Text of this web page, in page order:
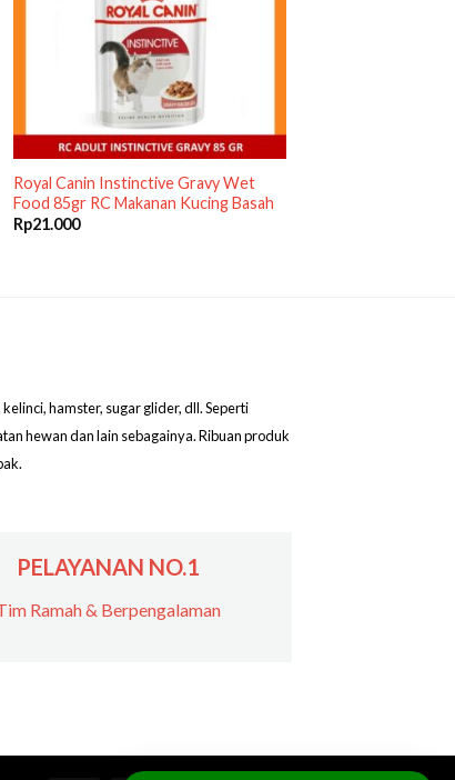
Royal Canin Instinctive Gravy Wet
Food 85gr RC Makanan Kucing Basah
Rp21.000
hamster, sugar glider, dll. Seperti
hewan dan lain sebagainya. Ribuan produk
PELAYANAN NO.1
Ramah & Berpengalaman